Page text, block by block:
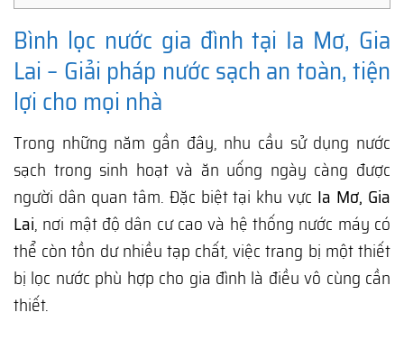
Bình lọc nước gia đình tại Ia Mơ, Gia
Lai – Giải pháp nước sạch an toàn, tiện
lợi cho mọi nhà
Trong những năm gần đây, nhu cầu sử dụng nước
sạch trong sinh hoạt và ăn uống ngày càng được
người dân quan tâm. Đặc biệt tại khu vực Ia Mơ, Gia
Lai, nơi mật độ dân cư cao và hệ thống nước máy có
thể còn tồn dư nhiều tạp chất, việc trang bị một thiết
bị lọc nước phù hợp cho gia đình là điều vô cùng cần
thiết.